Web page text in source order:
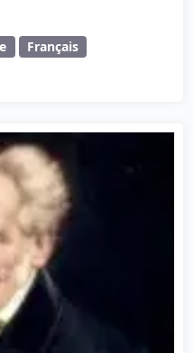
Français